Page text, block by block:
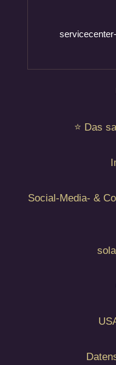
⭐ Das
Social-Media- &